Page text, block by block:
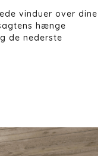
vinduer over dine
hænge
de nederste